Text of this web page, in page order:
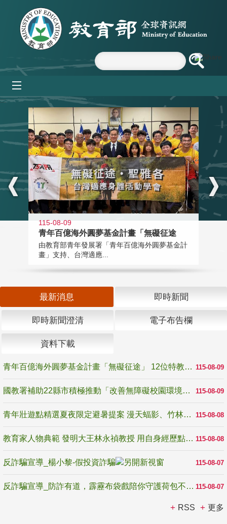
跳到主要內容區塊
:::
115-08-09
青年百億海外圓夢基金計畫「無礙征途
由教育部青年發展署「青年百億海外圓夢基金計
畫」支持、台灣適應...
最新消息 即時新聞
即時新聞澄清 電子布告欄
資料下載
115-08-09
青年百億海外圓夢基金計畫「無礙征途」 12位特教與弱勢青年勇闖西班牙 跨越感官限制見證生命蛻變
115-08-09
國教署補助22縣市積極推動「改善無障礙校園環境計畫」 打造友善、安全、無礙學習空間
115-08-08
青年壯遊點精選夏夜限定避暑提案 漫天蝠影、竹林尋蛙、茶香夜觀 邀青年暮色出發
115-08-08
教育家人物典範 發明大王林永禎教授 用自身經歷點亮學生的路
115-08-07
反詐騙宣導_楊小黎-假投資詐騙
115-08-07
反詐騙宣導_防詐有道，霹靂布袋戲陪你守護荷包不受騙
RSS 更多